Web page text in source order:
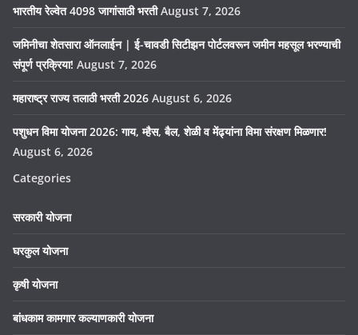
भारतीय रेल्वेत 4098 जागांसाठी भरती August 7, 2026
जमिनीचा शेतसारा ऑनलाईन | ई-चावडी सिटीझन पोर्टलवरून जमीन महसूल भरण्याची
संपूर्ण प्रक्रिया! August 7, 2026
महाराष्ट्र राज्य तलाठी भरती 2026 August 6, 2026
पशुधन विमा योजना 2026: गाय, म्हैस, बैल, शेळी व मेंढ्यांना विमा संरक्षण मिळणार!
August 6, 2026
Categories
सरकारी योजना
घरकुल योजना
कृषी योजना
बांधकाम कामगार कल्याणकारी योजना